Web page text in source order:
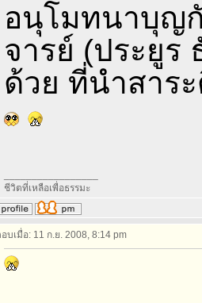
อนุโมทนาบุญ
จารย์ (ประยูร
ด้วย ที่นำสาร
ชีวิตที่เหลือเพื่อธรรมะ
บเมื่อ: 11 ก.ย. 2008, 8:14 pm